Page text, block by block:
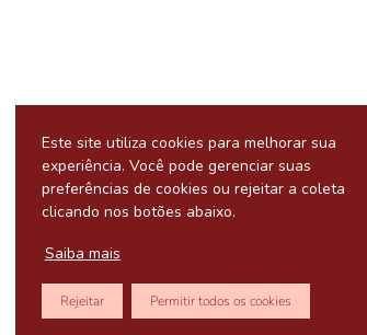
Este site utiliza cookies para melhorar sua
experiência. Você pode gerenciar suas
preferências de cookies ou rejeitar a coleta
clicando nos botões abaixo.
Saiba mais
Rejeitar Permitir todos os cookies